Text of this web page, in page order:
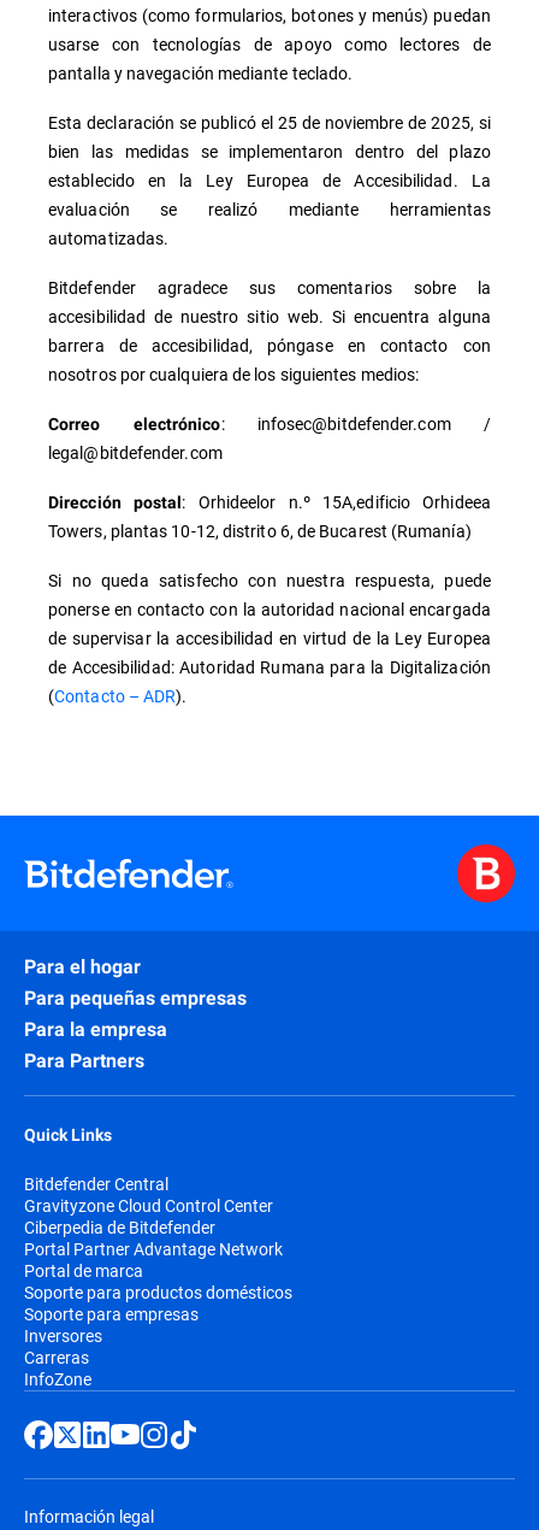
interactivos (como formularios, botones y menús) puedan
usarse con tecnologías de apoyo como lectores de
pantalla y navegación mediante teclado.
Esta declaración se publicó el 25 de noviembre de 2025, si
bien las medidas se implementaron dentro del plazo
establecido en la Ley Europea de Accesibilidad. La
evaluación se realizó mediante herramientas
automatizadas.
Bitdefender agradece sus comentarios sobre la
accesibilidad de nuestro sitio web. Si encuentra alguna
barrera de accesibilidad, póngase en contacto con
nosotros por cualquiera de los siguientes medios:
Correo electrónico: infosec@bitdefender.com /
legal@bitdefender.com
Dirección postal: Orhideelor n.º 15A,edificio Orhideea
Towers, plantas 10-12, distrito 6, de Bucarest (Rumanía)
Si no queda satisfecho con nuestra respuesta, puede
ponerse en contacto con la autoridad nacional encargada
de supervisar la accesibilidad en virtud de la Ley Europea
de Accesibilidad: Autoridad Rumana para la Digitalización
(Contacto – ADR).
Para el hogar
Para pequeñas empresas
Para la empresa
Para Partners
Quick Links
Bitdefender Central
Gravityzone Cloud Control Center
Ciberpedia de Bitdefender
Portal Partner Advantage Network
Portal de marca
Soporte para productos domésticos
Soporte para empresas
Inversores
Carreras
InfoZone
Información legal